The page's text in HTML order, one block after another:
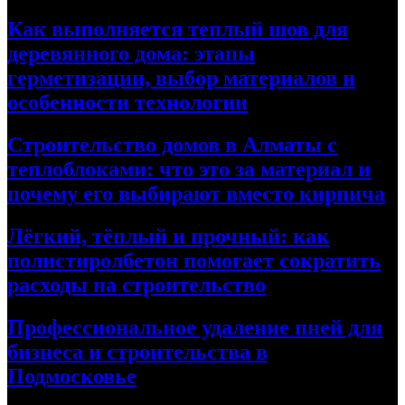
Как выполняется теплый шов для
деревянного дома: этапы
герметизации, выбор материалов и
особенности технологии
Строительство домов в Алматы с
теплоблоками: что это за материал и
почему его выбирают вместо кирпича
Лёгкий, тёплый и прочный: как
полистиролбетон помогает сократить
расходы на строительство
Профессиональное удаление пней для
бизнеса и строительства в
Подмосковье